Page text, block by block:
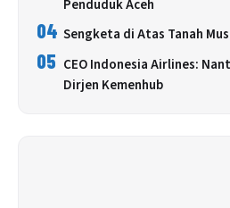
Penduduk Aceh
04 Sengketa di Atas Tanah
05 CEO Indonesia Airlines:
Dirjen Kemenhub